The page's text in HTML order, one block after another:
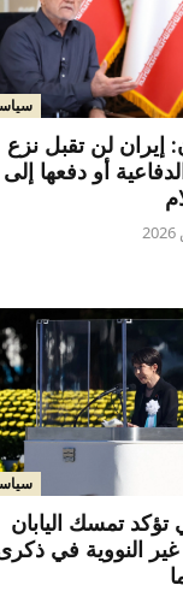
إيران لن تقبل نزع
أو دفعها إلى
تؤكد تمسك اليابان
غير النووية في